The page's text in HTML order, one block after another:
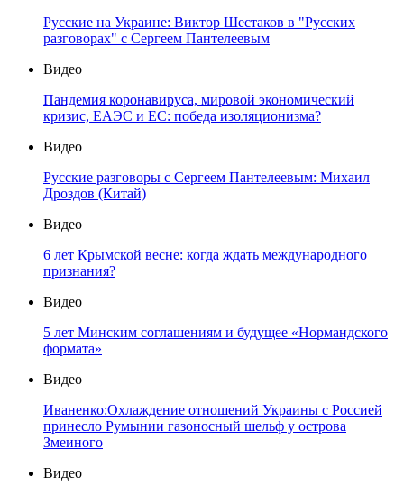
Русские на Украине: Виктор Шестаков в "Русских
разговорах" с Сергеем Пантелеевым
Видео
Пандемия коронавируса, мировой экономический
кризис, ЕАЭС и ЕС: победа изоляционизма?
Видео
Русские разговоры с Сергеем Пантелеевым: Михаил
Дроздов (Китай)
Видео
6 лет Крымской весне: когда ждать международного
признания?
Видео
5 лет Минским соглашениям и будущее «Нормандского
формата»
Видео
Иваненко:Охлаждение отношений Украины с Россией
принесло Румынии газоносный шельф у острова
Змеиного
Видео